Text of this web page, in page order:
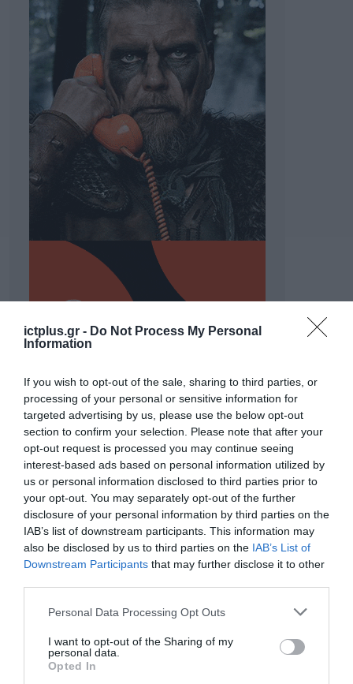
ictplus.gr - Do Not Process My Personal
Information
If you wish to opt-out of the sale, sharing to third parties, or
processing of your personal or sensitive information for
targeted advertising by us, please use the below opt-out
section to confirm your selection. Please note that after your
opt-out request is processed you may continue seeing
interest-based ads based on personal information utilized by
us or personal information disclosed to third parties prior to
your opt-out. You may separately opt-out of the further
disclosure of your personal information by third parties on the
IAB’s list of downstream participants. This information may
also be disclosed by us to third parties on the IAB’s List of
Downstream Participants that may further disclose it to other
Please note that this website/app uses one or more Google
not limited to your visit or usage behaviour. You may click to
grant or deny consent to Google and its third-party tags to
use your data for below specified purposes in below Google
Personal Data Processing Opt Outs
I want to opt-out of the Sharing of my
personal data.
Opted In
ΡΟΗ ΕΙΔΗΣΕΩΝ
Το χρηματοδοτούμενο
από την ΕΕ έργο “The
Gaming Police”
ενισχύει την ασφάλεια
των παιδιών στο
διαδίκτυο
31.07.2026
ΑΑΔΕ: Διευκρινίσεις
για τα πρόστιμα σε
Σ. Καλαφάτης: «Η
Τεχνητή Νοημοσύνη
δεν είναι απλώς μια